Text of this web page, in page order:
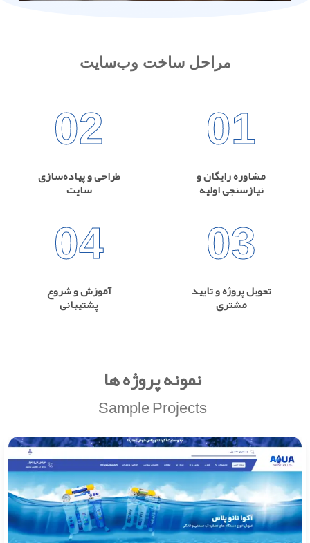
مراحل ساخت وب‌سایت
01
مشاوره رایگان و
نیازسنجی اولیه
02
طراحی و پیاده‌سازی
سایت
03
تحویل پروژه و تایید
مشتری
04
آموزش و شروع
پشتیبانی
نمونه پروژه ها
Sample Projects